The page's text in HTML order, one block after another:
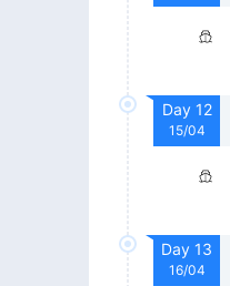
Day 12
15/04
Day 13
16/04